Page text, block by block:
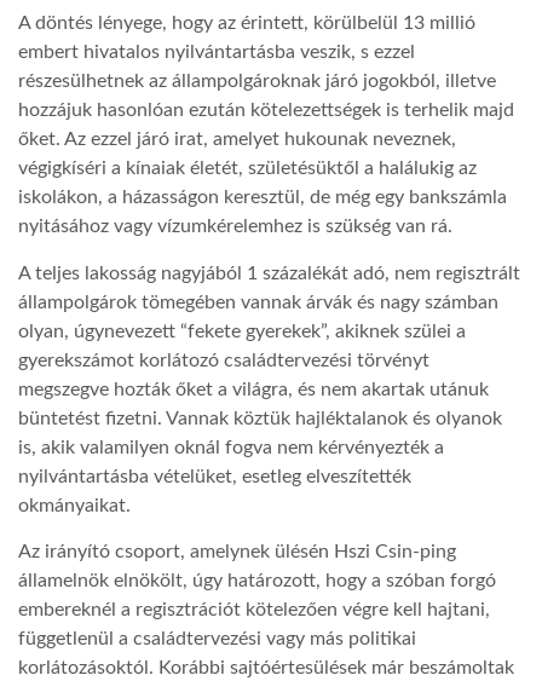
GLOBOZSARU
DOBRAVERO.HU
LATIMO.HU
GLOBOBOOK
A döntés lényege, hogy az érintett, körülbelül 13 millió
embert hivatalos nyilvántartásba veszik, s ezzel
részesülhetnek az állampolgároknak járó jogokból, illetve
hozzájuk hasonlóan ezután kötelezettségek is terhelik majd
őket. Az ezzel járó irat, amelyet hukounak neveznek,
végigkíséri a kínaiak életét, születésüktől a halálukig az
iskolákon, a házasságon keresztül, de még egy bankszámla
nyitásához vagy vízumkérelemhez is szükség van rá.
A teljes lakosság nagyjából 1 százalékát adó, nem regisztrált
állampolgárok tömegében vannak árvák és nagy számban
olyan, úgynevezett “fekete gyerekek”, akiknek szülei a
gyerekszámot korlátozó családtervezési törvényt
megszegve hozták őket a világra, és nem akartak utánuk
büntetést fizetni. Vannak köztük hajléktalanok és olyanok
is, akik valamilyen oknál fogva nem kérvényezték a
nyilvántartásba vételüket, esetleg elveszítették
okmányaikat.
Az irányító csoport, amelynek ülésén Hszi Csin-ping
államelnök elnökölt, úgy határozott, hogy a szóban forgó
embereknél a regisztrációt kötelezően végre kell hajtani,
függetlenül a családtervezési vagy más politikai
korlátozásoktól. Korábbi sajtóértesülések már beszámoltak